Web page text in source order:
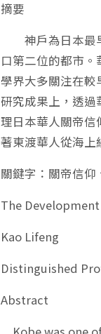
摘要
神戶為日本最早
口第二位的都市
學界大多關注在
研究成果上，透
理日本華人關帝
著東渡華人從海
關鍵字：關帝信
The
Kao Lifeng
Distinguished
Abstract